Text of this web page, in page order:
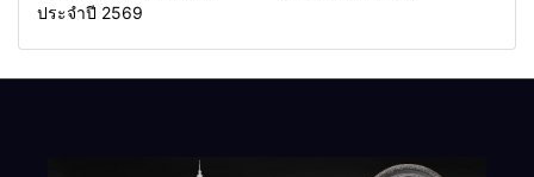
ประจำปี 2569